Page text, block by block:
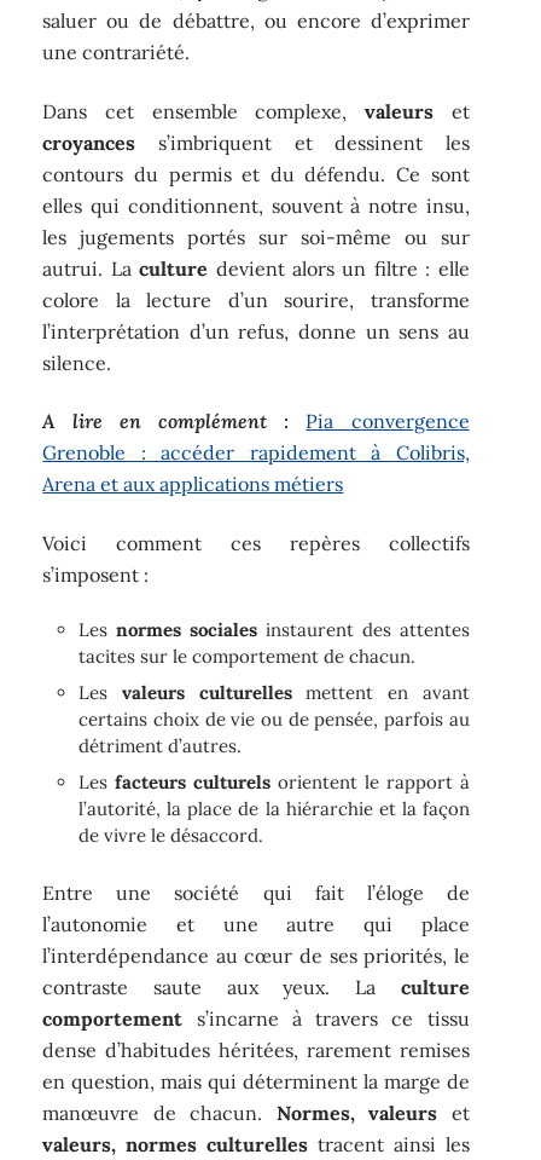
saluer ou de débattre, ou encore d’exprimer
une contrariété.
Dans cet ensemble complexe, valeurset
croyances s’imbriquent et dessinent les
contours du permis et du défendu. Ce sont
elles qui conditionnent, souvent à notre insu,
les jugements portés sur soi-même ou sur
autrui. Laculture devient alors un filtre : elle
colore la lecture d’un sourire, transforme
l’interprétation d’un refus, donne un sens au
silence.
A lire en complément :
Pia convergence
Grenoble : accéder rapidement à Colibris,
Arena et aux applications métiers
Voici comment ces repères collectifs
s’imposent :
Lesnormes sociales instaurent des attentes
tacites sur le comportement de chacun.
Lesvaleurs culturellesmettent en avant
certains choix de vie ou de pensée, parfois au
détriment d’autres.
Lesfacteurs culturels orientent le rapport à
l’autorité, la place de la hiérarchie et la façon
de vivre le désaccord.
Entre une société qui fait l’éloge de
l’autonomie et une autre qui place
l’interdépendance au cœur de ses priorités, le
contraste saute aux yeux. La culture
comportement s’incarne à travers ce tissu
dense d’habitudes héritées, rarement remises
en question, mais qui déterminent la marge de
manœuvre de chacun. Normes, valeurs et
valeurs, normes culturelles tracent ainsi les